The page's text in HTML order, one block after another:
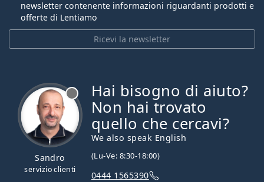
Ricevi la newsletter
newsletter contenente informazioni riguardanti prodotti e
offerte di Lentiamo
Sandro
servizio clienti
Hai bisogno di aiuto?
Non hai trovato
quello che cercavi?
We also speak English
(Lu-Ve: 8:30-18:00)
0444 1565390